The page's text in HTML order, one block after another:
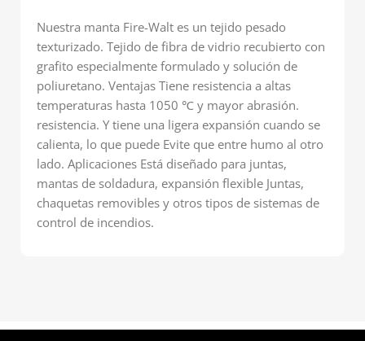
Nuestra manta Fire-Walt es un tejido pesado
texturizado. Tejido de fibra de vidrio recubierto con
grafito especialmente formulado y solución de
poliuretano. Ventajas Tiene resistencia a altas
temperaturas hasta 1050 ℃ y mayor abrasión.
resistencia. Y tiene una ligera expansión cuando se
calienta, lo que puede Evite que entre humo al otro
lado. Aplicaciones Está diseñado para juntas,
mantas de soldadura, expansión flexible Juntas,
chaquetas removibles y otros tipos de sistemas de
control de incendios.